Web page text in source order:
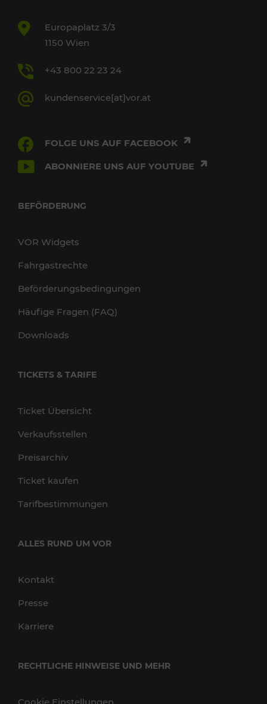
Europaplatz 3/3
1150 Wien
+43 800 22 23 24
kundenservice[at]vor.at
FOLGE UNS AUF FACEBOOK
ABONNIERE UNS AUF YOUTUBE
BEFÖRDERUNG
VOR Widgets
Fahrgastrechte
Beförderungsbedingungen
Häufige Fragen (FAQ)
Downloads
TICKETS & TARIFE
Ticket Übersicht
Verkaufsstellen
Preisarchiv
Ticket kaufen
Tarifbestimmungen
ALLES RUND UM VOR
Kontakt
Presse
Karriere
RECHTLICHE HINWEISE UND MEHR